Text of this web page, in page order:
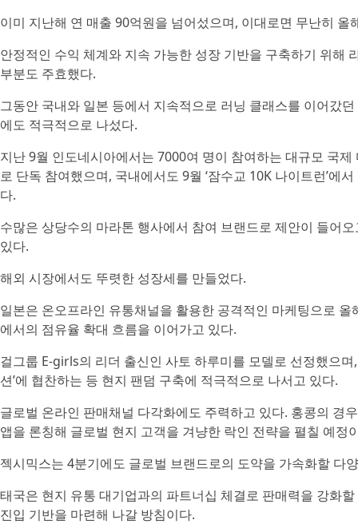
이미 지난해 연 매출 90억원을 넘어섰으며, 이대로면 무난히
안정적인 수익 체계와 지속 가능한 성장 기반을 구축하기 위해
부분도 주효했다.
그동안 국내와 일본 등에서 지속적으로 러닝 클래스를 이어갔
에도 적극적으로 나섰다.
지난 9월 인도네시아에서는 7000여 명이 참여하는 대규모 국
로 단독 참여했으며, 국내에서도 9월 ‘잠수교 10K 나이트런’
다.
수많은 상당수의 마라톤 행사에서 참여 브랜드로 제안이 들어
있다.
해외 시장에서도 뚜렷한 성장세를 만들었다.
일본은 온오프라인 유통채널을 활용한 공격적인 마케팅으로
에서의 점유율 확대 흐름을 이어가고 있다.
걸그룹 E-girls의 리더 출신인 사토 하루미를 모델로 선정했으
션’에 협찬하는 등 현지 팬덤 구축에 적극적으로 나서고 있다.
글로벌 온라인 판매채널 다각화에도 주력하고 있다. 홍콩의 경
앱을 론칭해 글로벌 현지 고객을 겨냥한 락인 전략을 펼칠 예정
젝시믹스는 4분기에도 글로벌 브랜드로의 도약을 가속화할 다
태국은 현지 유통 대기업과의 파트너십 체결로 판매력을 강화
진입 기반을 마련해 나갈 방침이다.